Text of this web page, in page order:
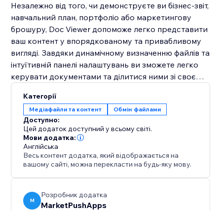
Незалежно від того, чи демонструєте ви бізнес-звіт,
навчальний план, портфоліо або маркетингову
брошуру, Doc Viewer допоможе легко представити
ваш контент у впорядкованому та привабливому
вигляді. Завдяки динамічному визначенню файлів та
інтуїтивній панелі налаштувань ви зможете легко
керувати документами та ділитися ними зі своєю
Категорії
Медіафайли та контент Обмін файлами
Доступно:
Цей додаток доступний у всьому світі.
Мови додатка:
Англійська
Весь контент додатка, який відображається на
вашому сайті, можна перекласти на будь-яку мову.
M
Розробник додатка
MarketPushApps